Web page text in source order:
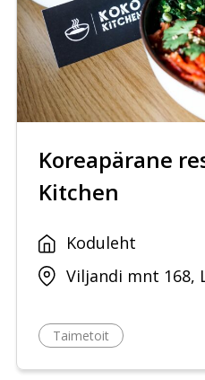
Koreapärane
Kitchen
Koduleht
Viljandi mnt 168,
Taimetoit